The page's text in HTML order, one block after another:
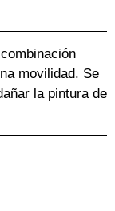
movilidad. Se
la pintura de